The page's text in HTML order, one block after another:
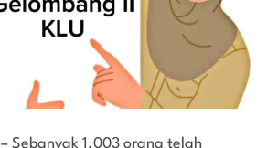
– Sebanyak 1.003 orang telah